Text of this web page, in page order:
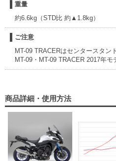
重量
約6.6kg（STD比 約▲1.8kg）
ご注意
MT-09 TRACERはセンタースタン
MT-09・MT-09 TRACER 2017年モ
商品詳細・使用方法